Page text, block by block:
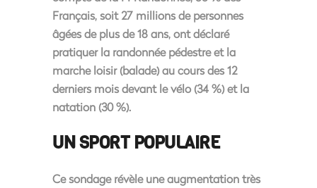
Français, soit 27 millions de personnes
âgées de plus de 18 ans, ont déclaré
pratiquer la randonnée pédestre et la
marche loisir (balade) au cours des 12
derniers moisdevant le vélo (34 %) et la
natation (30 %).
UN SPORT POPULAIRE
Ce sondage révèle uneaugmentation très